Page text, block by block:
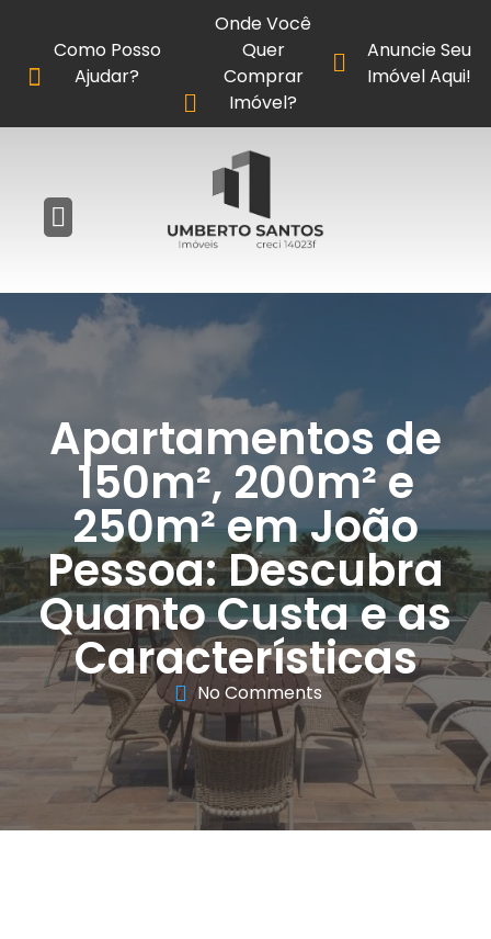
Anuncie Seu
Imóvel Aqui!
Como Posso
Ajudar?
Onde Você
Quer
Comprar
Imóvel?
Apartamentos de
150m², 200m² e
250m² em João
Pessoa: Descubra
Quanto Custa e as
Características
No Comments